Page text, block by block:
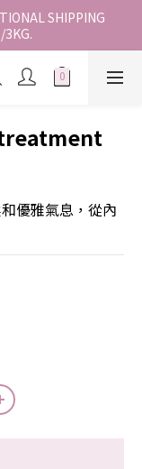
、營業點或智能櫃取
SHIPPING
3KG.
、營業點或智能櫃取
優雅氣息，從內